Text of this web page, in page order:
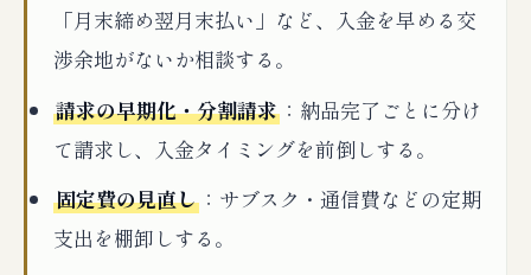
「月末締め翌月末払い」など、入金を早める交
渉余地がないか相談する。
請求の早期化・分割請求 ：納品完了ごとに分け
て請求し、入金タイミングを前倒しする。
固定費の見直し ：サブスク・通信費などの定期
支出を棚卸しする。